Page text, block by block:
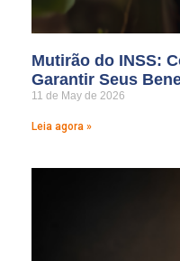
Mutirão do INSS:
Garantir Seus
11 de May de 2026
Leia agora »